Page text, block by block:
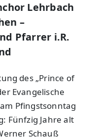
Lehrbach
–
Pfarrer i.R.
des „Prince of
Evangelische
Pfingstsonntag
Fünfzig Jahre alt
Schauß